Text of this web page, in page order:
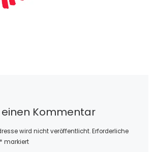
Kommentar
wird nicht veröffentlicht.Erforderliche
* markiert